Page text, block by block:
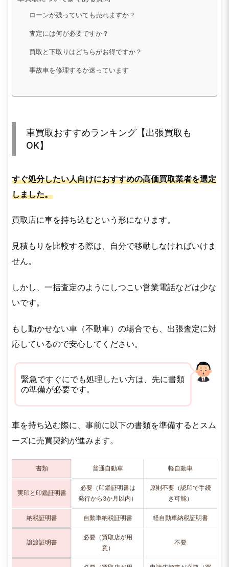
ローンが残っていても売れますか？
査定には何が必要ですか？
買取と下取りはどちらがお得ですか？
事故車を修理するか迷っています
車買取おすすめランキング【出張買取も
OK】
すぐ処分したい人向けにおすすめの高価買取業者を選定
しました。
買取店に車を持ち込むという形になります。
見積もりを比較する際は、自分で移動しなければいけま
せん。
しかし、一括査定のようにしつこい営業電話などは少な
いです。
もし動かせない車（不動車）の場合でも、出張査定に対
応しているので安心してください。
緊急ですぐにでも処理したい方は、先に書類
の準備が必要です。
車を持ち込む際に、事前に以下の書類を準備するとスム
ーズに売買契約が進みます。
書類 普通自動車 軽自動車
実印と印鑑証明書
必要（印鑑証明書は
発行から3か月以内）
原則不要（認印で手続
き可能）
納税証明書 自動車納税証明書 軽自動車納税証明書
譲渡証明書
必要（買取店が用
意）
不要